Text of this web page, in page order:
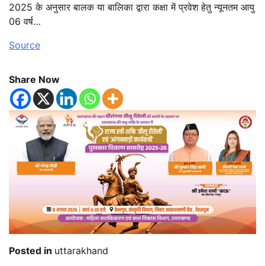
2025 के अनुसार बालक या बालिका द्वारा कक्षा में प्रवेश हेतु न्यूनतम आयु
06 वर्ष…
Source
Share Now
Posted in uttarakhand